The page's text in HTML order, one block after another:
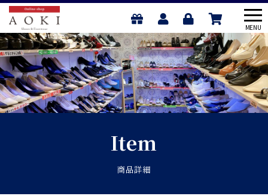
Item
商品詳細
メ
ニ
ュ
ー
MENU